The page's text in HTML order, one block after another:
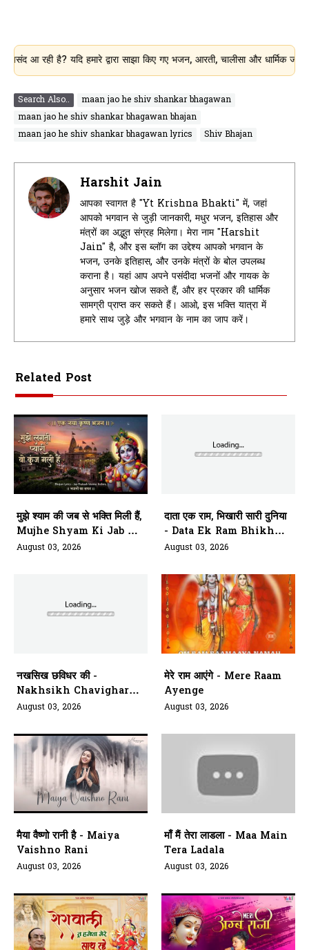
है? यदि हमारे द्वारा साझा किए गए भजन, आरती, चालीसा और धार्मिक
Search Also..
maan jao he shiv shankar bhagawan
maan jao he shiv shankar bhagawan bhajan
maan jao he shiv shankar bhagawan lyrics
Shiv Bhajan
Harshit Jain
आपका स्वागत है "Yt Krishna Bhakti" में, जहां
आपको भगवान से जुड़ी जानकारी, मधुर भजन, इतिहास और
मंत्रों का अद्भुत संग्रह मिलेगा। मेरा नाम "Harshit
Jain" है, और इस ब्लॉग का उद्देश्य आपको भगवान के
भजन, उनके इतिहास, और उनके मंत्रों के बोल उपलब्ध
कराना है। यहां आप अपने पसंदीदा भजनों और गायक के
अनुसार भजन खोज सकते हैं, और हर प्रकार की धार्मिक
सामग्री प्राप्त कर सकते हैं। आओ, इस भक्ति यात्रा में
हमारे साथ जुड़े और भगवान के नाम का जाप करें।
Related Post
मुझे श्याम की जब से भक्ति मिली हैं,
Mujhe Shyam Ki Jab Se
Bhakti Mili Hai
August 03, 2026
दाता एक राम, भिखारी सारी दुनिया
- Data Ek Ram Bhikhari
Saari Duniya
August 03, 2026
नखसिख छविधर की -
Nakhsikh Chavighar
Aarti Kariye Siyavar Ki
August 03, 2026
मेरे राम आएंगे - Mere Raam
Ayenge
August 03, 2026
मैया वैष्णो रानी है - Maiya
Vaishno Rani
August 03, 2026
माँ मैं तेरा लाडला - Maa Main
Tera Ladala
August 03, 2026